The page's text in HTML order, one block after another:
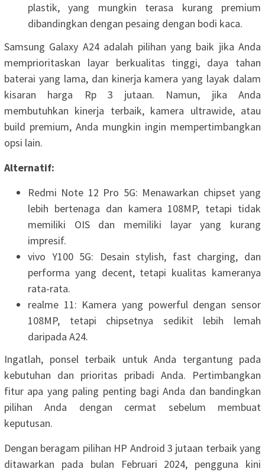
plastik, yang mungkin terasa kurang premium
dibandingkan dengan pesaing dengan bodi kaca.
Samsung Galaxy A24 adalah pilihan yang baik jika Anda
memprioritaskan layar berkualitas tinggi, daya tahan
baterai yang lama, dan kinerja kamera yang layak dalam
kisaran harga Rp 3 jutaan. Namun, jika Anda
membutuhkan kinerja terbaik, kamera ultrawide, atau
build premium, Anda mungkin ingin mempertimbangkan
opsi lain.
Alternatif:
Redmi Note 12 Pro 5G: Menawarkan chipset yang
lebih bertenaga dan kamera 108MP, tetapi tidak
memiliki OIS dan memiliki layar yang kurang
impresif.
vivo Y100 5G: Desain stylish, fast charging, dan
performa yang decent, tetapi kualitas kameranya
rata-rata.
realme 11: Kamera yang powerful dengan sensor
108MP, tetapi chipsetnya sedikit lebih lemah
daripada A24.
Ingatlah, ponsel terbaik untuk Anda tergantung pada
kebutuhan dan prioritas pribadi Anda. Pertimbangkan
fitur apa yang paling penting bagi Anda dan bandingkan
pilihan Anda dengan cermat sebelum membuat
keputusan.
Dengan beragam pilihan HP Android 3 jutaan terbaik yang
ditawarkan pada bulan Februari 2024, pengguna kini